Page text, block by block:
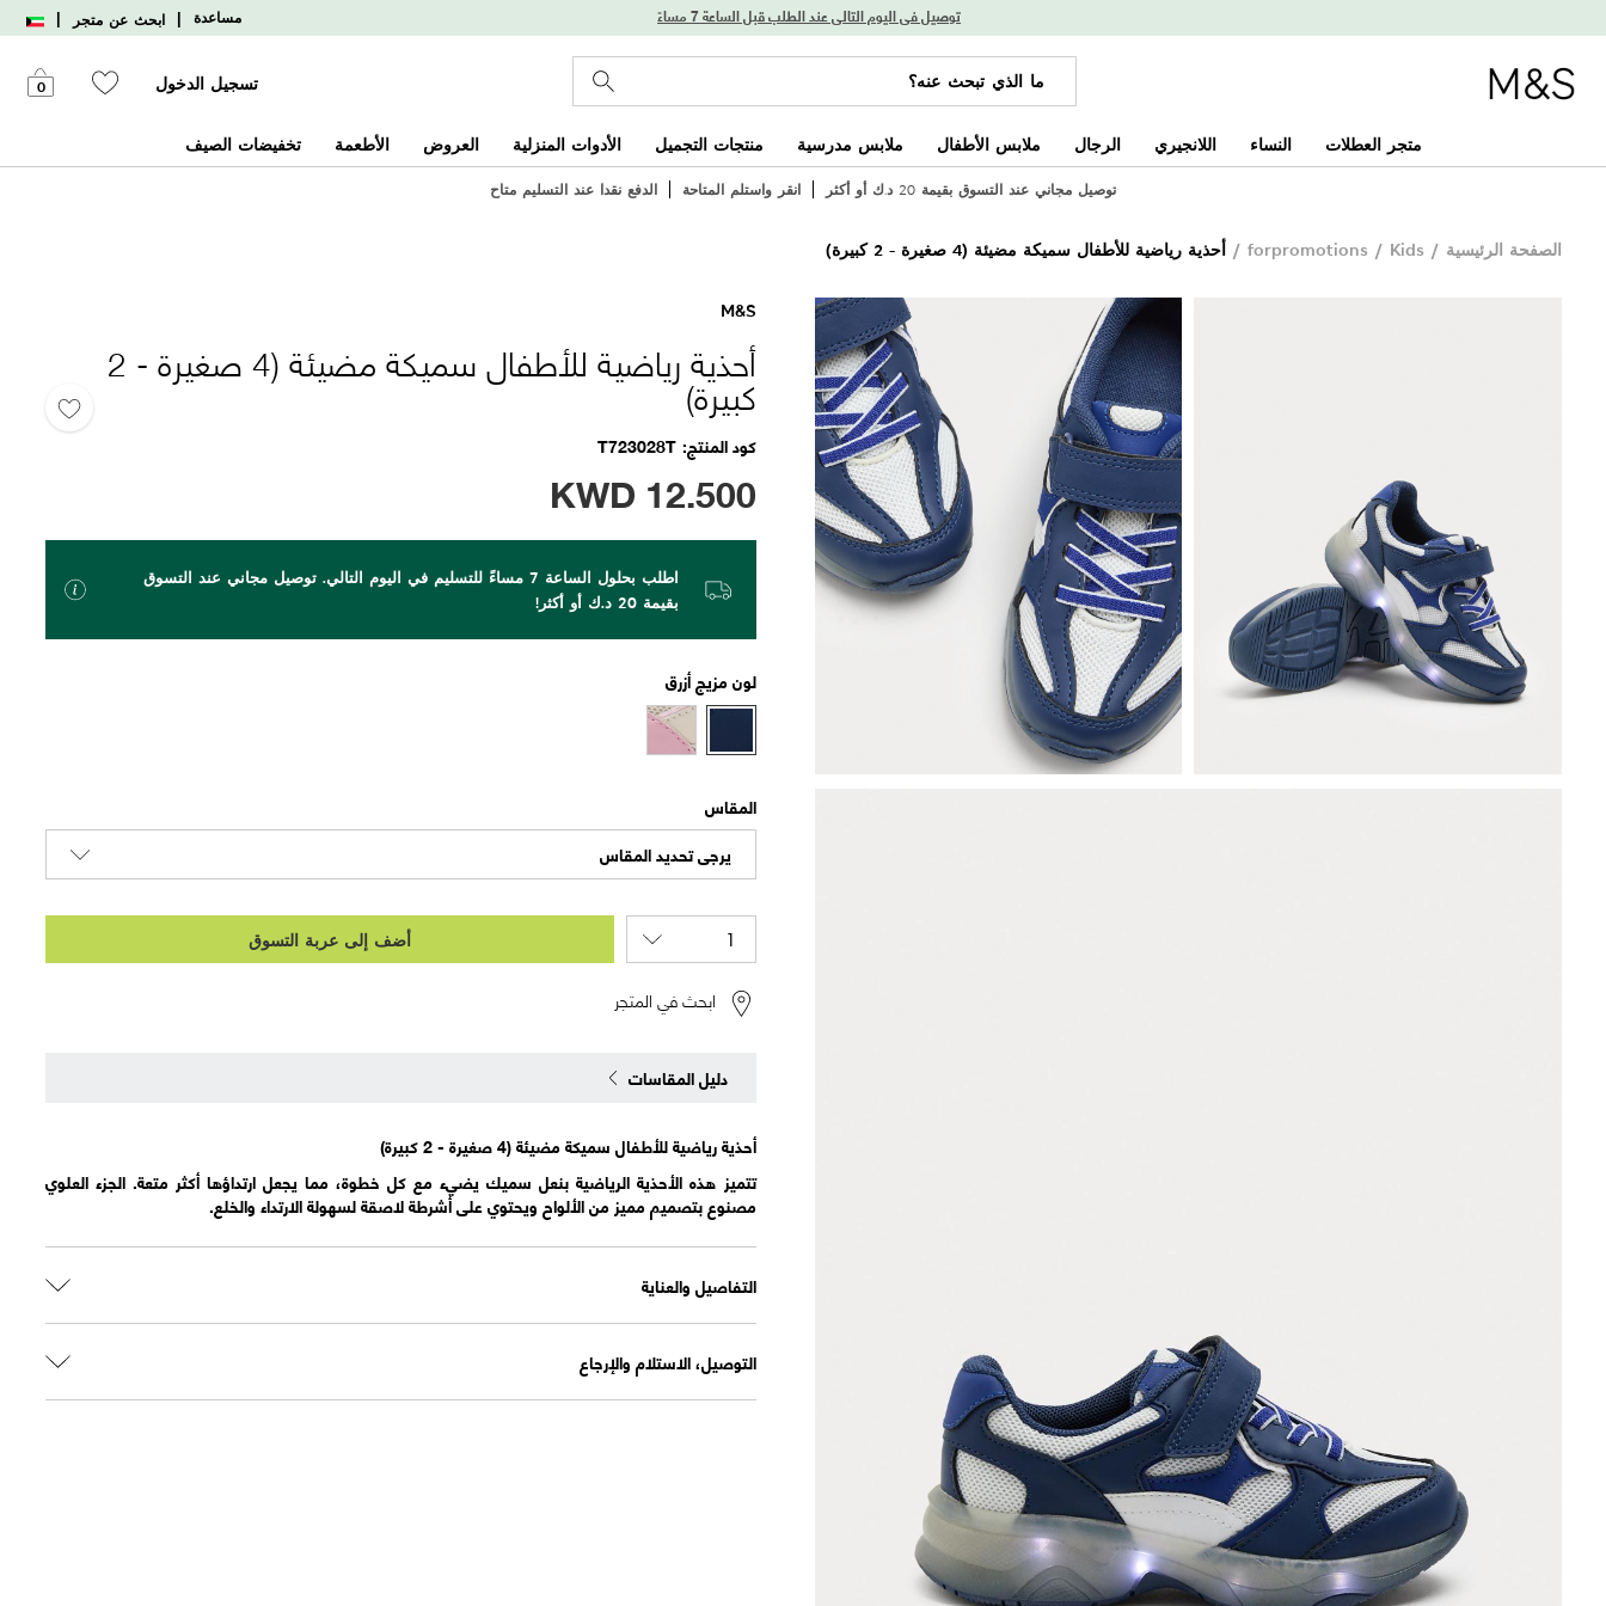
توصيل في اليوم التالي عند الطلب قبل الساعة 7 مساءً مساعدة | ابحث عن متجر |
تسجيل الدخول 0
متجر العطلات النساء اللانجيري الرجال ملابس الأطفال ملابس مدرسية منتجات التجميل الأدوات المنزلية العروض الأطعمة تخفيضات الصيف
توصيل مجاني عند التسوق بقيمة 20 د.ك أو أكثر انقر واستلم المتاحة الدفع نقدا عند التسليم متاح
الصفحة الرئيسية /
forpromotions / Kids
/ أحذية رياضية للأطفال سميكة مضيئة (4 صغيرة - 2 كبيرة)
M&S
أحذية رياضية للأطفال سميكة مضيئة (4 صغيرة - 2
كبيرة)
كود المنتج T723028T
KWD12.500
اطلب بحلول الساعة 7 مساءً للتسليم في اليوم التالي. توصيل مجاني عند التسوق
بقيمة 20 د.ك أو أكثر!
لون مزيج أزرق
المقاس
يرجى تحديد المقاس
أضف إلى عربة التسوق
ابحث في المتجر
دليل المقاسات
أحذية رياضية للأطفال سميكة مضيئة (4 صغيرة - 2 كبيرة)
تتميز هذه الأحذية الرياضية بنعل سميك يضيء مع كل خطوة، مما يجعل ارتداؤها أكثر متعة. الجزء العلوي
مصنوع بتصميم مميز من الألواح ويحتوي على أشرطة لاصقة لسهولة الارتداء والخلع.
التفاصيل والعناية
التوصيل، الاستلام والإرجاع